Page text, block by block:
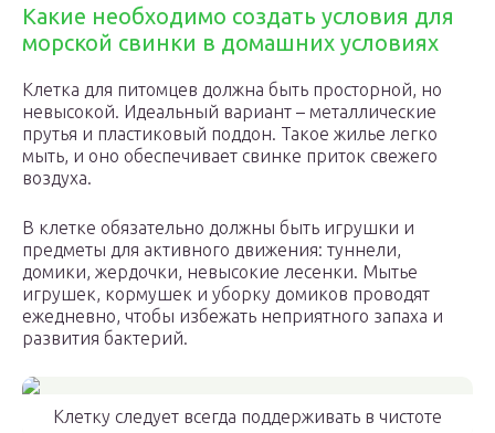
Какие необходимо создать условия для
морской свинки в домашних условиях
Клетка для питомцев должна быть просторной, но
невысокой. Идеальный вариант – металлические
прутья и пластиковый поддон. Такое жилье легко
мыть, и оно обеспечивает свинке приток свежего
воздуха.
В клетке обязательно должны быть игрушки и
предметы для активного движения: туннели,
домики, жердочки, невысокие лесенки. Мытье
игрушек, кормушек и уборку домиков проводят
ежедневно, чтобы избежать неприятного запаха и
развития бактерий.
Клетку следует всегда поддерживать в чистоте